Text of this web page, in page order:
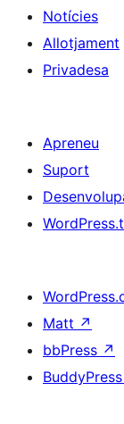
Notícies
Allotjament
Privadesa
Apreneu
Suport
Matt ↗
bbPress ↗
BuddyPress